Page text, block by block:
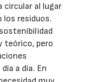
circular al lugar
los residuos.
teórico, pero
a día. En